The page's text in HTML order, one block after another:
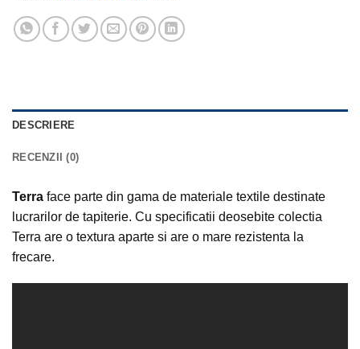
DESCRIERE
RECENZII (0)
Terra face parte din gama de materiale textile destinate
lucrarilor de tapiterie. Cu specificatii deosebite colectia
Terra are o textura aparte si are o mare rezistenta la
frecare.